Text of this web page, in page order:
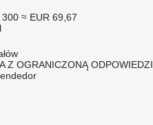
300 ≈ EUR 69,67
Z OGRANICZONĄ